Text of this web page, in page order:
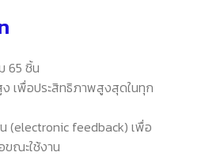
65 ชิ้น
เพื่อประสิทธิภาพสูงสุดในทุก
(electronic feedback) เพื่อ
ขณะใช้งาน